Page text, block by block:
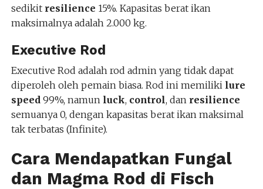
sedikit resilience 15%. Kapasitas berat ikan
maksimalnya adalah 2.000 kg.
Executive Rod
Executive Rod adalah rod admin yang tidak dapat
diperoleh oleh pemain biasa. Rod ini memiliki lure
speed 99%, namun luck, control, dan resilience
semuanya 0, dengan kapasitas berat ikan maksimal
tak terbatas (Infinite).
Cara Mendapatkan Fungal
dan Magma Rod di Fisch